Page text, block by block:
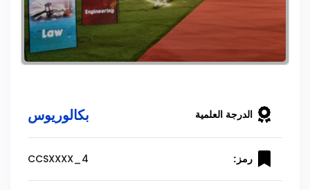
الدرجة العلمية بكالوريوس
رمز: CCSXXXX_4